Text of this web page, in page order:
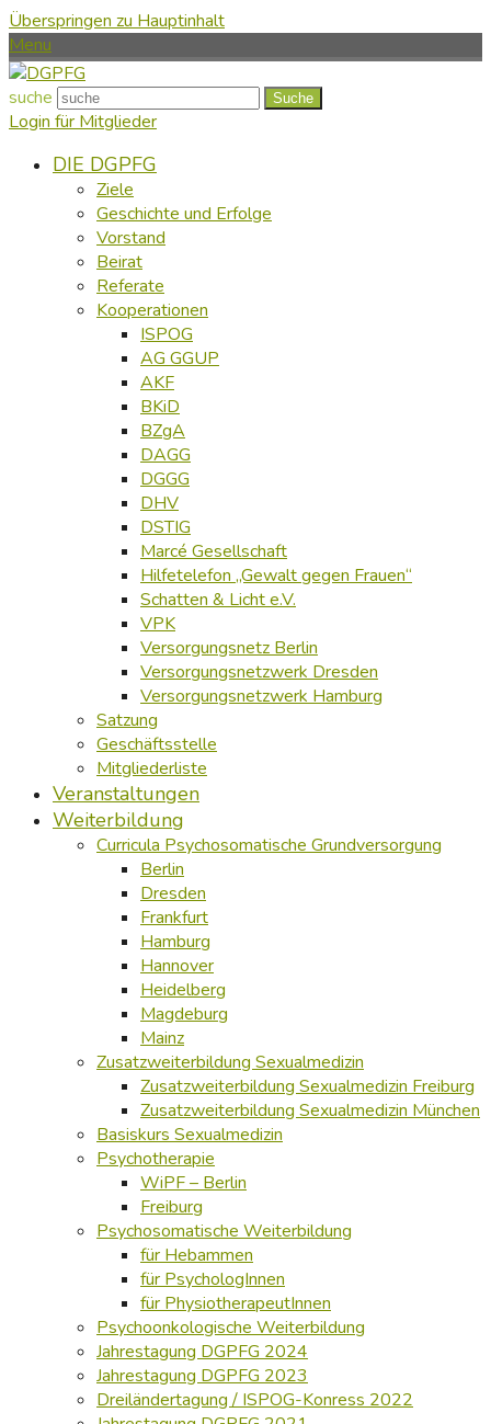
Überspringen zu Hauptinhalt
Menu
suche Suche
Login für Mitglieder
DIE DGPFG
Ziele
Geschichte und Erfolge
Vorstand
Beirat
Referate
Kooperationen
ISPOG
AG GGUP
AKF
BKiD
BZgA
DAGG
DGGG
DHV
DSTIG
Marcé Gesellschaft
Hilfetelefon „Gewalt gegen Frauen“
Schatten & Licht e.V.
VPK
Versorgungsnetz Berlin
Versorgungsnetzwerk Dresden
Versorgungsnetzwerk Hamburg
Satzung
Geschäftsstelle
Mitgliederliste
Veranstaltungen
Weiterbildung
Curricula Psychosomatische Grundversorgung
Berlin
Dresden
Frankfurt
Hamburg
Hannover
Heidelberg
Magdeburg
Mainz
Zusatzweiterbildung Sexualmedizin
Zusatzweiterbildung Sexualmedizin Freiburg
Zusatzweiterbildung Sexualmedizin München
Basiskurs Sexualmedizin
Psychotherapie
WiPF – Berlin
Freiburg
Psychosomatische Weiterbildung
für Hebammen
für PsychologInnen
für PhysiotherapeutInnen
Psychoonkologische Weiterbildung
Jahrestagung DGPFG 2024
Jahrestagung DGPFG 2023
Dreiländertagung / ISPOG-Konress 2022